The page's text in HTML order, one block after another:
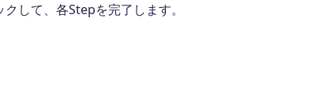
して、各Stepを完了します。